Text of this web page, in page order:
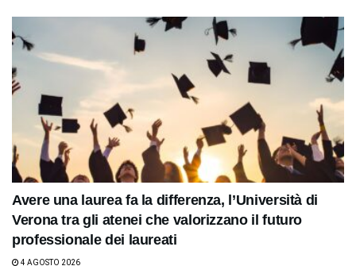
Avere una laurea fa la differenza, l’Università di
Verona tra gli atenei che valorizzano il futuro
professionale dei laureati
4 AGOSTO 2026